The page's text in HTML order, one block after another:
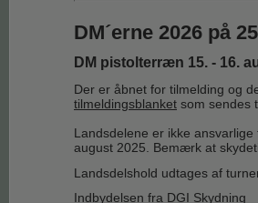
DM´erne 2026 på
DM pistolterræn 15. - 16.
Der er åbnet for tilmelding og
tilmeldingsblanket som sendes
Landsdelene er ikke
august 2025. Bemærk at
Landsdelshold udtages af
Indbydelsen fra DGI Skydning